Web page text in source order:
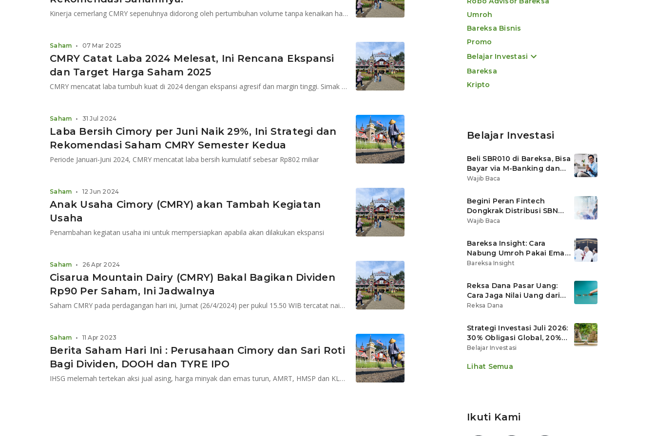
Kinerja cemerlang CMRY sepenuhnya didorong oleh pertumbuhan volume tanpa kenaikan harga
CMRY Catat Laba 2024 Melesat, Ini Rencana Ekspansi
dan Target Harga Saham 2025
CMRY mencatat laba tumbuh kuat di 2024 dengan ekspansi agresif dan margin tinggi. Simak target 2025 dan prospek sahamnya!
Saham • 07 Mar 2025
Laba Bersih Cimory per Juni Naik 29%, Ini Strategi dan
Rekomendasi Saham CMRY Semester Kedua
Periode Januari-Juni 2024, CMRY mencatat laba bersih kumulatif sebesar Rp802 miliar
Saham • 31 Jul 2024
Anak Usaha Cimory (CMRY) akan Tambah Kegiatan
Usaha
Penambahan kegiatan usaha ini untuk mempersiapkan apabila akan dilakukan ekspansi
Saham • 12 Jun 2024
Cisarua Mountain Dairy (CMRY) Bakal Bagikan Dividen
Rp90 Per Saham, Ini Jadwalnya
Saham CMRY pada perdagangan hari ini, Jumat (26/4/2024) per pukul 15.50 WIB tercatat naik 10 poin atau naik 0,20% menjadi Rp5.000
Saham • 26 Apr 2024
Berita Saham Hari Ini : Perusahaan Cimory dan Sari Roti
Bagi Dividen, DOOH dan TYRE IPO
IHSG melemah tertekan aksi jual asing, harga minyak dan emas turun, AMRT, HMSP dan KLBF direkomendasi beli
Saham • 11 Apr 2023
Umroh
Bareksa Bisnis
Promo
Belajar Investasi
Bareksa
Kripto
Belajar Investasi
Beli SBR010 di Bareksa, Bisa
Bayar via M-Banking dan
OVO di Tokopedia
Wajib Baca
Begini Peran Fintech
Dongkrak Distribusi SBN
Ritel
Wajib Baca
Bareksa Insight: Cara
Nabung Umroh Pakai Emas
Digital agar Nilainya
Bareksa Insight
Reksa Dana Pasar Uang:
Cara Jaga Nilai Uang dari
Gerusan Inflasi
Reksa Dana
Strategi Investasi Juli 2026:
30% Obligasi Global, 20%
Emas, Saham Ekspor Jadi
Belajar Investasi
Lihat Semua
Ikuti Kami